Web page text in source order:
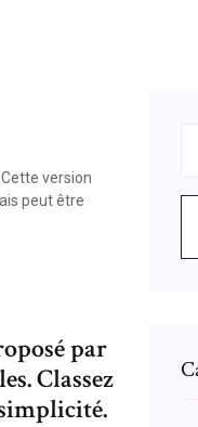
version
peut être
par
Classez